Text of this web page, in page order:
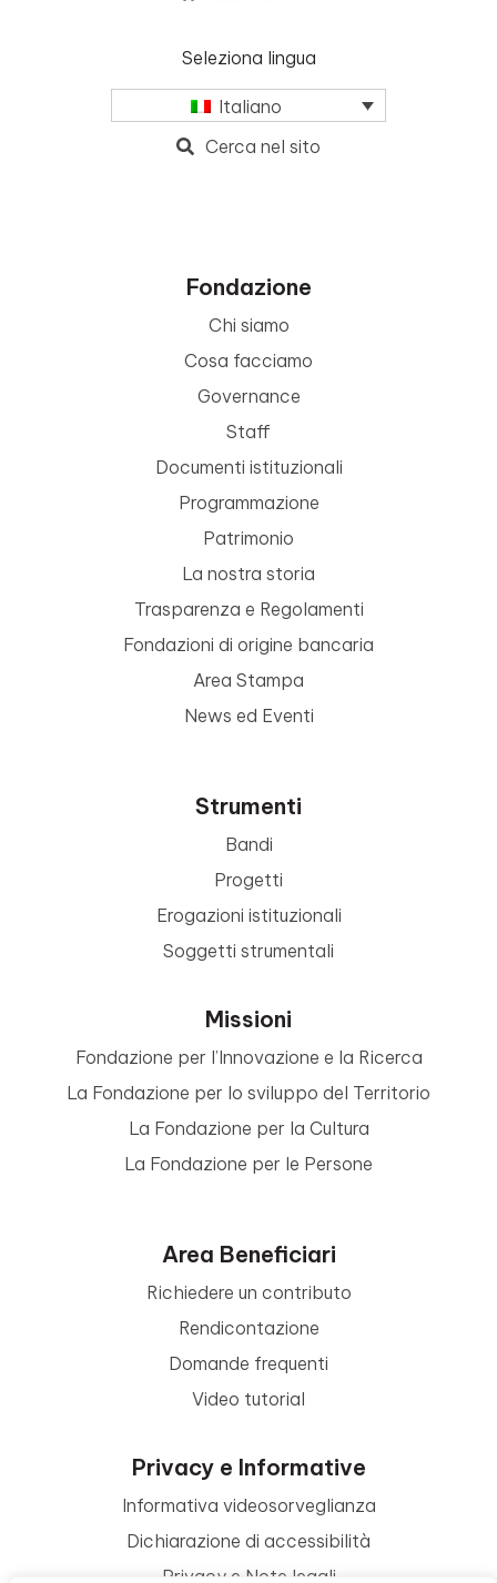
Seleziona lingua
Italiano
Cerca nel sito
Fondazione
Chi siamo
Cosa facciamo
Governance
Staff
Documenti istituzionali
Programmazione
Patrimonio
La nostra storia
Trasparenza e Regolamenti
Fondazioni di origine bancaria
Area Stampa
News ed Eventi
Strumenti
Bandi
Progetti
Erogazioni istituzionali
Soggetti strumentali
Missioni
Fondazione per l’Innovazione e la Ricerca
La Fondazione per lo sviluppo del Territorio
La Fondazione per la Cultura
La Fondazione per le Persone
Area Beneficiari
Richiedere un contributo
Rendicontazione
Domande frequenti
Video tutorial
Privacy e Informative
Informativa videosorveglianza
Dichiarazione di accessibilità
Privacy e Note legali